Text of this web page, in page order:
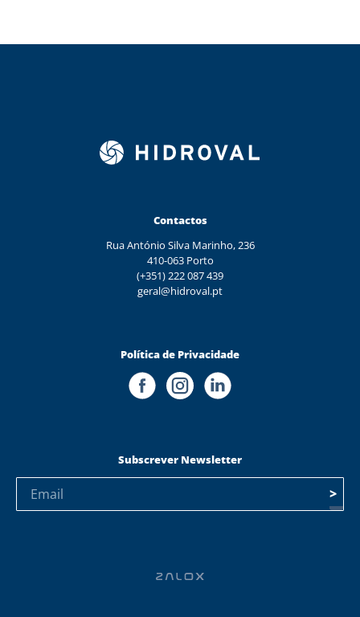
Contactos
Rua António Silva Marinho, 236
410-063 Porto
(+351) 222 087 439
geral@hidroval.pt
Política de Privacidade
Subscrever Newsletter
>